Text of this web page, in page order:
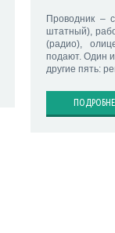
Проводник –
штатный),
(радио),
подают. Один
другие пять: